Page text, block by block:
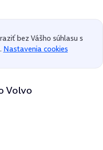
bez Vášho súhlasu s
Nastavenia cookies
Volvo